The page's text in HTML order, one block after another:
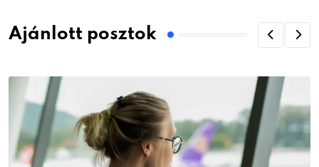
Ajánlott posztok